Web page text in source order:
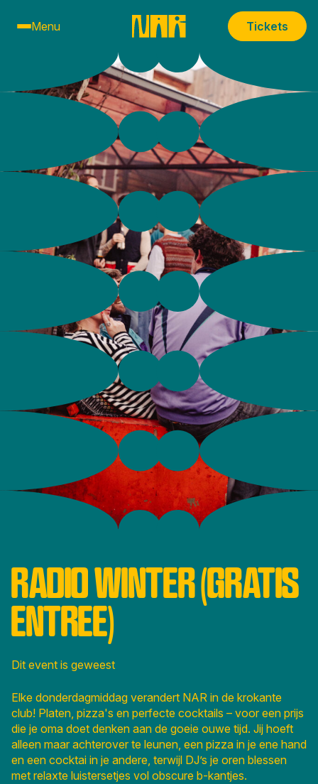
Menu Tickets
RADIO WINTER (GRATIS
ENTREE)
Dit event is geweest
Elke donderdagmiddag verandert NAR in de krokante
club! Platen, pizza's en perfecte cocktails – voor een prijs
die je oma doet denken aan de goeie ouwe tijd. Jij hoeft
alleen maar achterover te leunen, een pizza in je ene hand
en een cocktai in je andere, terwijl DJ’s je oren blessen
met relaxte luistersetjes vol obscure b-kantjes.